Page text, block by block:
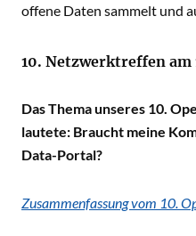
offene Daten sammelt und
10. Netzwerktreffen am
Das Thema unseres 10.
lautete: Braucht meine
Data-Portal?
Zusammenfassung vom 10.